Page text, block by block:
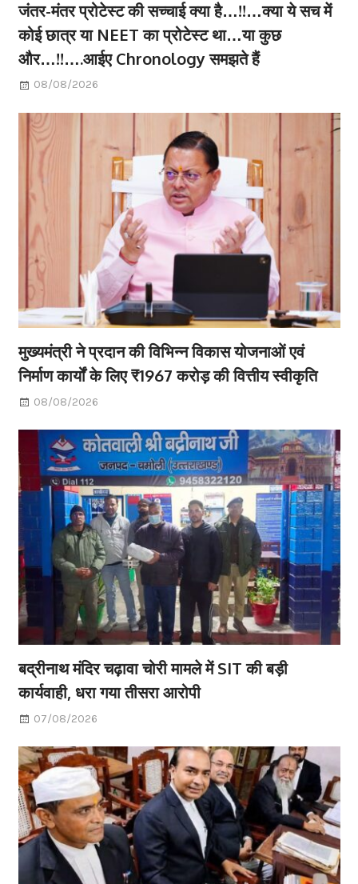
जंतर-मंतर प्रोटेस्ट की सच्चाई क्या है…!!…क्या ये सच में
कोई छात्र या NEET का प्रोटेस्ट था…या कुछ
और…!!….आईए Chronology समझते हैं
08/08/2026
मुख्यमंत्री ने प्रदान की विभिन्न विकास योजनाओं एवं
निर्माण कार्यों के लिए ₹1967 करोड़ की वित्तीय स्वीकृति
08/08/2026
बद्रीनाथ मंदिर चढ़ावा चोरी मामले में SIT की बड़ी
कार्यवाही, धरा गया तीसरा आरोपी
07/08/2026